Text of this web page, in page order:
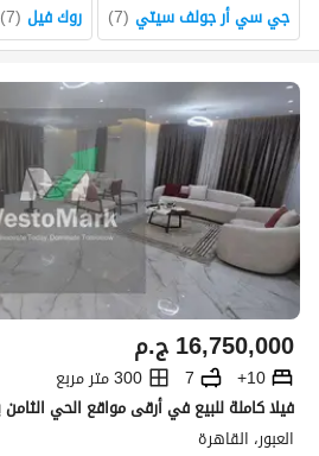
جي سي أر جولف سيتي (
7
) روك فيل (
7
)
ج.م16,750,000
10+
7
300 متر مربع
العبور، القاهرة